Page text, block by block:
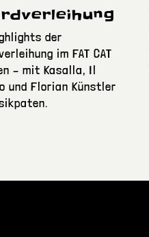
der
im FAT CAT
– mit Kasalla, Il
und Florian Künstler